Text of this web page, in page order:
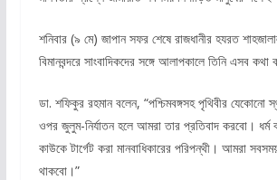
শনিবার (৯ মে) জাপান সফর শেষে রাজধানীর হযরত
বিমানবন্দরে সাংবাদিকদের সঙ্গে আলাপকালে তিনি এসব কথা
ডা. শফিকুর রহমান বলেন, “পশ্চিমবঙ্গসহ পৃথিবীর যেকোনো
ওপর জুলুম-নির্যাতন হলে আমরা তার প্রতিবাদ করবো। ধর্ম
কাউকে টার্গেট করা মানবাধিকারের পরিপন্থী। আমরা
থাকবো।”